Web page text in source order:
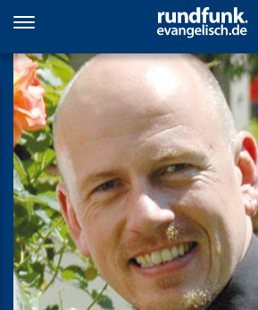
zum
Inhalt